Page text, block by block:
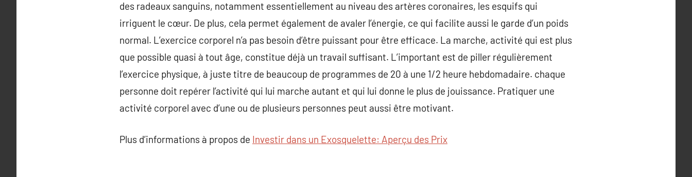
des radeaux sanguins, notamment essentiellement au niveau des artères coronaires, les esquifs qui
irriguent le cœur. De plus, cela permet également de avaler l’énergie, ce qui facilite aussi le garde d’un poids
normal. L’exercice corporel n’a pas besoin d’être puissant pour être efficace. La marche, activité qui est plus
que possible quasi à tout âge, constitue déjà un travail suffisant. L’important est de piller régulièrement
l’exercice physique, à juste titre de beaucoup de programmes de 20 à une 1/2 heure hebdomadaire. chaque
personne doit repérer l’activité qui lui marche autant et qui lui donne le plus de jouissance. Pratiquer une
activité corporel avec d’une ou de plusieurs personnes peut aussi être motivant.
Plus d’informations à propos de Investir dans un Exosquelette: Aperçu des Prix